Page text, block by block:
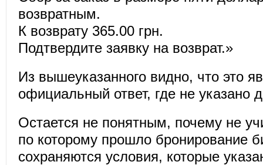
возвратным.
К возврату 365.00 грн.
Подтвердите заявку на возврат.»
Из вышеуказанного видно, что это
официальный ответ, где не указано
Остается не понятным, почему не
по которому прошло бронирование
сохраняются условия, которые